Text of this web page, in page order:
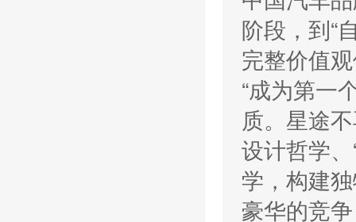
阶段，到“
完整价值
“成为第一
质。星途
设计哲学
学，构建
豪华的竞